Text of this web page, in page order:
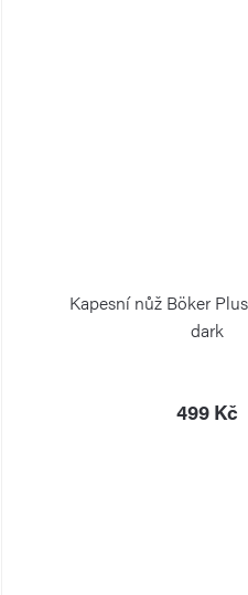
Kapesní nůž Böker
dark
499 Kč